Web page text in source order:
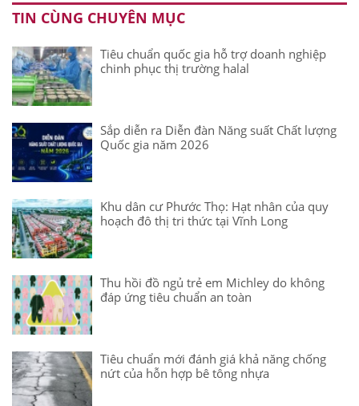
TIN CÙNG CHUYÊN MỤC
Tiêu chuẩn quốc gia hỗ trợ doanh nghiệp
chinh phục thị trường halal
Sắp diễn ra Diễn đàn Năng suất Chất lượng
Quốc gia năm 2026
Khu dân cư Phước Thọ: Hạt nhân của quy
hoạch đô thị tri thức tại Vĩnh Long
Thu hồi đồ ngủ trẻ em Michley do không
đáp ứng tiêu chuẩn an toàn
Tiêu chuẩn mới đánh giá khả năng chống
nứt của hỗn hợp bê tông nhựa